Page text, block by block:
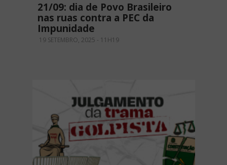
21/09: dia de Povo Brasileiro
nas ruas contra a PEC da
Impunidade
19 SETEMBRO, 2025 - 11H19